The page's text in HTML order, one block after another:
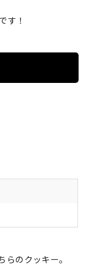
す！
らのクッキー。